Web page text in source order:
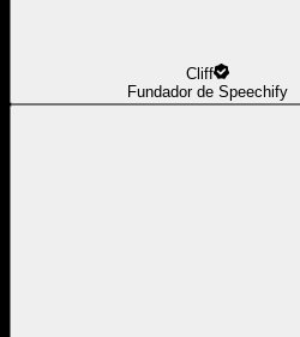
Cliff
Fundador de Speechify